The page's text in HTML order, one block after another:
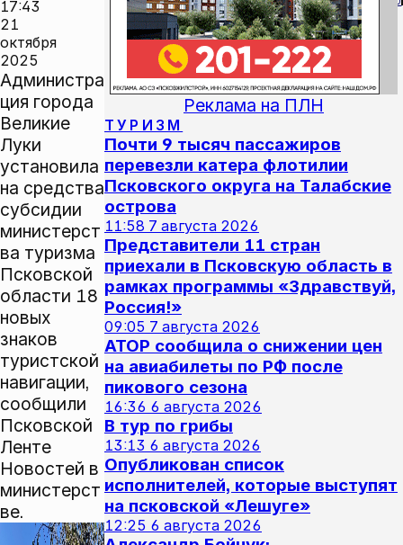
17:43
21
октября
2025
Администра
ция города
Великие
Луки
установила
на средства
субсидии
министерст
ва туризма
Псковской
области 18
новых
знаков
туристской
навигации,
сообщили
Псковской
Ленте
Новостей в
министерст
ве.
Реклама на ПЛН
ТУРИЗМ
Почти 9 тысяч пассажиров
перевезли катера флотилии
Псковского округа на Талабские
острова
11:58 7 августа 2026
Представители 11 стран
приехали в Псковскую область в
рамках программы «Здравствуй,
Россия!»
09:05 7 августа 2026
АТОР сообщила о снижении цен
на авиабилеты по РФ после
пикового сезона
16:36 6 августа 2026
В тур по грибы
13:13 6 августа 2026
Опубликован список
исполнителей, которые выступят
на псковской «Лешуге»
12:25 6 августа 2026